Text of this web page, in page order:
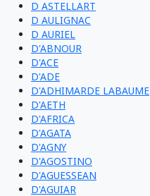
D ASTELLART
D AULIGNAC
D AURIEL
D'ABNOUR
D'ACE
D'ADE
D'ADHIMARDE LABAUME
D'AETH
D'AFRICA
D'AGATA
D'AGNY
D'AGOSTINO
D'AGUESSEAN
D'AGUIAR